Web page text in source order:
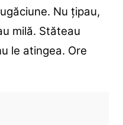
Nu țipau,
milă. Stăteau
le atingea. Ore